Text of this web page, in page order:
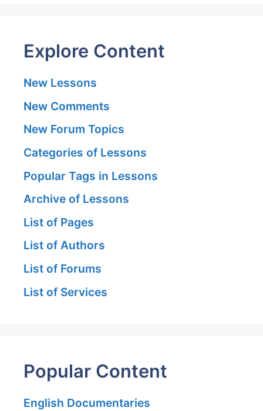
Explore Content
New Lessons
New Comments
New Forum Topics
Categories of Lessons
Popular Tags in Lessons
Archive of Lessons
List of Pages
List of Authors
List of Forums
List of Services
Popular Content
English Documentaries